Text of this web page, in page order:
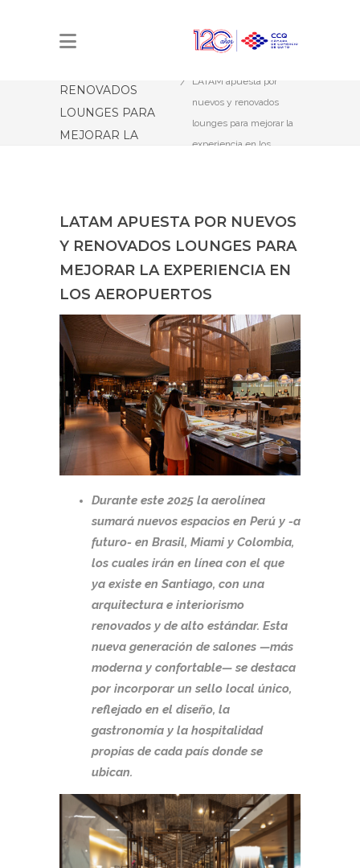
LATAM APUESTA
RENOVADOS
LOUNGES PARA
MEJORAR LA
LATAM apuesta por
nuevos y renovados
lounges para mejorar la
experiencia en los
LATAM APUESTA POR NUEVOS
Y RENOVADOS LOUNGES PARA
MEJORAR LA EXPERIENCIA EN
LOS AEROPUERTOS
Durante este 2025 la aerolínea
sumará nuevos espacios en Perú y -a
futuro- en Brasil, Miami y Colombia,
los cuales irán en línea con el que
ya existe en Santiago, con una
arquitectura e interiorismo
renovados y de alto estándar. Esta
nueva generación de salones —más
moderna y confortable— se destaca
por incorporar un sello local único,
reflejado en el diseño, la
gastronomía y la hospitalidad
propias de cada país donde se
ubican.